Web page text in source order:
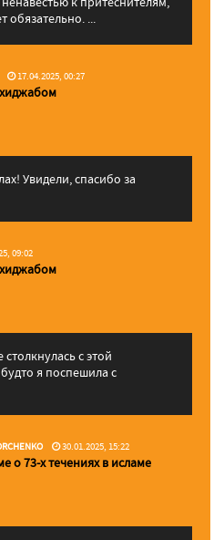
обязательно. ...
17.04.2025, 00:27
Увидели, спасибо за
09:02
с этой
я поспешила с
30.01.2025, 15:22
о 73-х течениях в исламе